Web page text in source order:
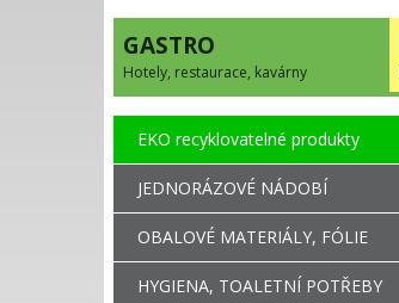
GASTRO
Hotely, restaurace, kavárny
EKO recyklovatelné produkty
JEDNORÁZOVÉ NÁDOBÍ
OBALOVÉ MATERIÁLY, FÓLIE
HYGIENA, TOALETNÍ POTŘEBY